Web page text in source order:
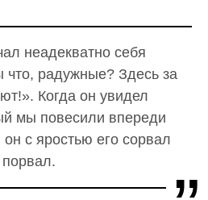
неадекватно себя
что, радужные? Здесь за
Когда он увидел
мы повесили впереди
он с яростью его сорвал